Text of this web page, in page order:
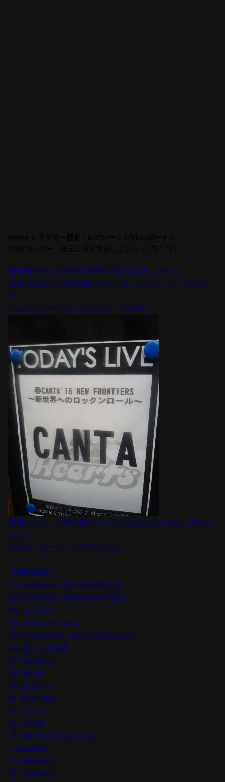
雷電湯澤さんのCANTA埼玉公演を拝見しました。
去年の秋口から前後編に分けて回ってきたツアーでした
が、
いよいよオーラスに近づいたこの公演！
雷電さんは、今年の春ツアーからおなじみのdwに戻られ
まして、
今宵もパワーヒット全開でした。
【SETLIST】
01. Thema of NEW FRONTIERS
02. NATURAL BORN FIGHTERS
03. So Alive
04. Pleasure Dome
05. Everybody Needs Somebody
06. 悲しき絆創膏
07. Rainbow
08. etude
09. あなたに
10. Everyday
11. オルタナ
12. SHINE
13. HEAVEN’S WAITING
（encore）
14. MIRACLE
15. Tonight3